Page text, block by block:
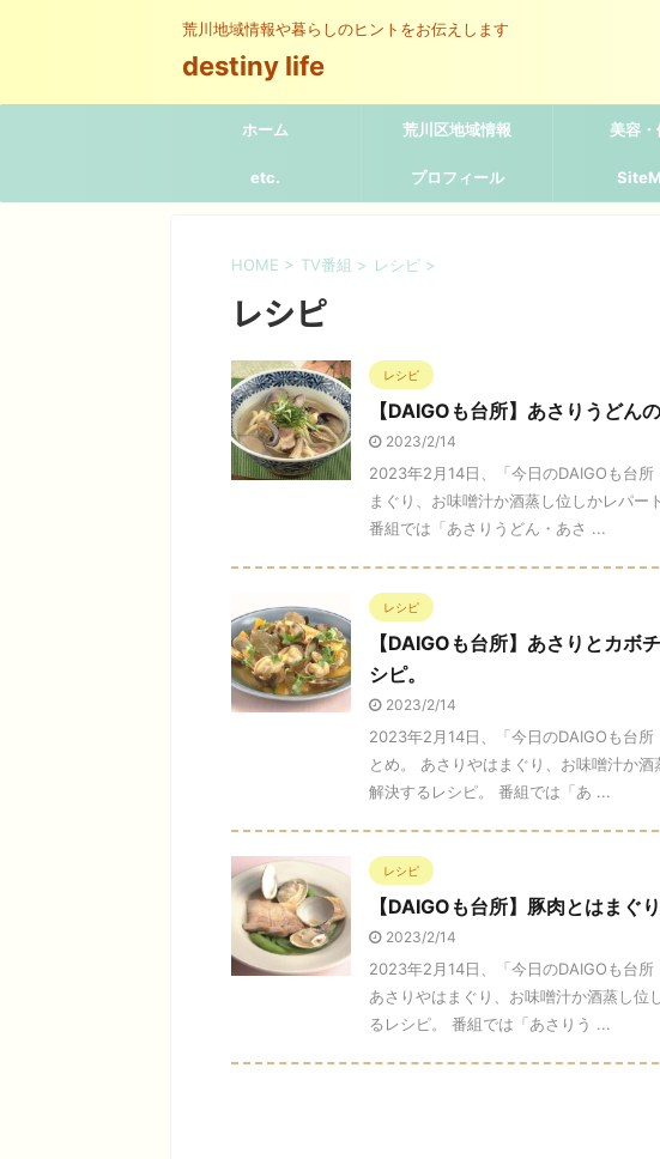
荒川地域情報や暮らしのヒントをお伝えします
destiny life
ホーム 荒川区地域情報 美容
etc. プロフィール
HOME > TV番組 > レシピ >
レシピ
レシピ
【DAIGOも台所】あさりうどん
2023/2/14
2023年2月14日、「今日のDAIGOも台
まぐり、お味噌汁か酒蒸し位しかレパー
番組では「あさりうどん・あさ ...
レシピ
【DAIGOも台所】あさりとカボ
シピ。
2023/2/14
2023年2月14日、「今日のDAIGOも台
とめ。 あさりやはまぐり、お味噌汁か
解決するレシピ。 番組では「あ ...
レシピ
【DAIGOも台所】豚肉とはまぐ
2023/2/14
2023年2月14日、「今日のDAIGOも台所
あさりやはまぐり、お味噌汁か酒蒸し位
るレシピ。 番組では「あさりう ...